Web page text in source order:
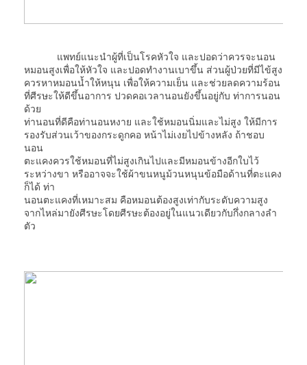
แพทย์แนะนำผู้ที่เป็นโรคหัวใจ และปอดว่าควรจะนอน
หมอนสูงเพื่อให้หัวใจ และปอดทำงานเบาขึ้น ส่วนผู้ป่วยที่มีไข้สูง
ควรหาหมอนน้ำให้หนุน เพื่อให้ความเย็น และช่วยลดความร้อน
ที่ศีรษะให้ดีขึ้นอาการ ปวดคอเวลานอนยังขึ้นอยู่กับ ท่าการนอน
ด้วย
ท่านอนที่ดีคือท่านอนหงาย และใช้หมอนนิ่มและไม่สูง ให้มีการ
รองรับส่วนเว้าของกระดูกคอ หน้าไม่เงยไปข้างหลัง ถ้าชอบ
นอน
ตะแคงควรใช้หมอนที่ไม่สูงเกินไปและมีหมอนข้างอีกใบไว้
ระหว่างขา หรืออาจจะใช้ผ้าขนหนูม้วนหนุนข้อมือด้านที่ตะแคง
ก็ได้ ท่า
นอนตะแคงที่เหมาะสม คือหมอนต้องสูงเท่ากับระดับความสูง
จากไหล่มายังศีรษะโดยศีรษะต้องอยู่ในแนวเดียวกับกึ่งกลางลำ
ตัว